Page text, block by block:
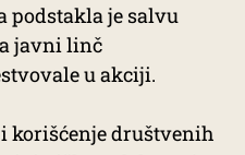
podstakla je salvu
javni linč
u akciji.
korišćenje društvenih